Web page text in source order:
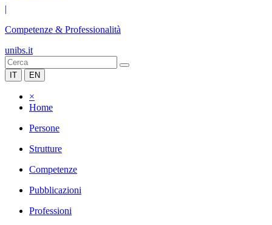
|
Competenze & Professionalità
unibs.it
IT EN
×
Home
Persone
Strutture
Competenze
Pubblicazioni
Professioni